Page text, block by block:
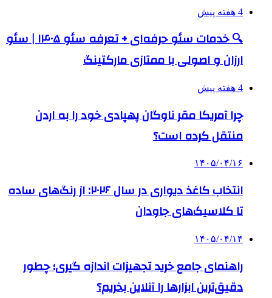
4 هفته پیش
🔍 خدمات سئو حرفه‌ای + تعرفه سئو ۱۴۰۵ | سئو
ارزان و اصولی با ممتازی مارکتینگ
4 هفته پیش
چرا آمریکا مقر ناوگان پهپادی خود را به اردن
منتقل کرده است؟
۱۴۰۵/۰۴/۱۶
انتخاب کاغذ دیواری در سال ۲۰۲۶: از رنگ‌های ساده
تا کلاسیک‌های جاودان
۱۴۰۵/۰۴/۱۴
راهنمای جامع خرید تجهیزات اندازه گیری؛ چطور
دقیق‌ترین ابزارها را آنلاین بخریم؟